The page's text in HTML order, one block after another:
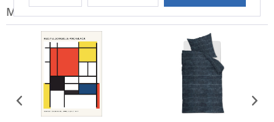
Modell-Familie: VINTAGE